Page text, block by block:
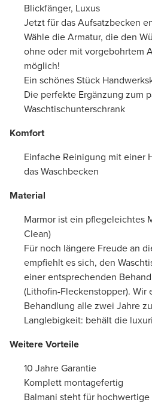
Blickfänger, Luxus
Jetzt für das Aufsatzbecken
Wähle die Armatur, die den
ohne oder mit vorgebohrtem
möglich!
Ein schönes Stück
Die perfekte Ergänzung zum
Waschtischunterschrank
Komfort
Einfache Reinigung mit einer
das Waschbecken
Material
Marmor ist ein pflegeleichtes
Clean)
Für noch längere Freude an
empfiehlt es sich, den
einer entsprechenden
(Lithofin-Fleckenstopper). Wir
Behandlung alle zwei Jahre
Langlebigkeit: behält die
Weitere Vorteile
10 Jahre Garantie
Komplett montagefertig
Balmani steht für